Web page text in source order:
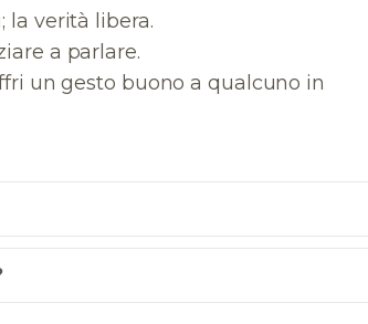
la verità libera.
a parlare.
un gesto buono a qualcuno in